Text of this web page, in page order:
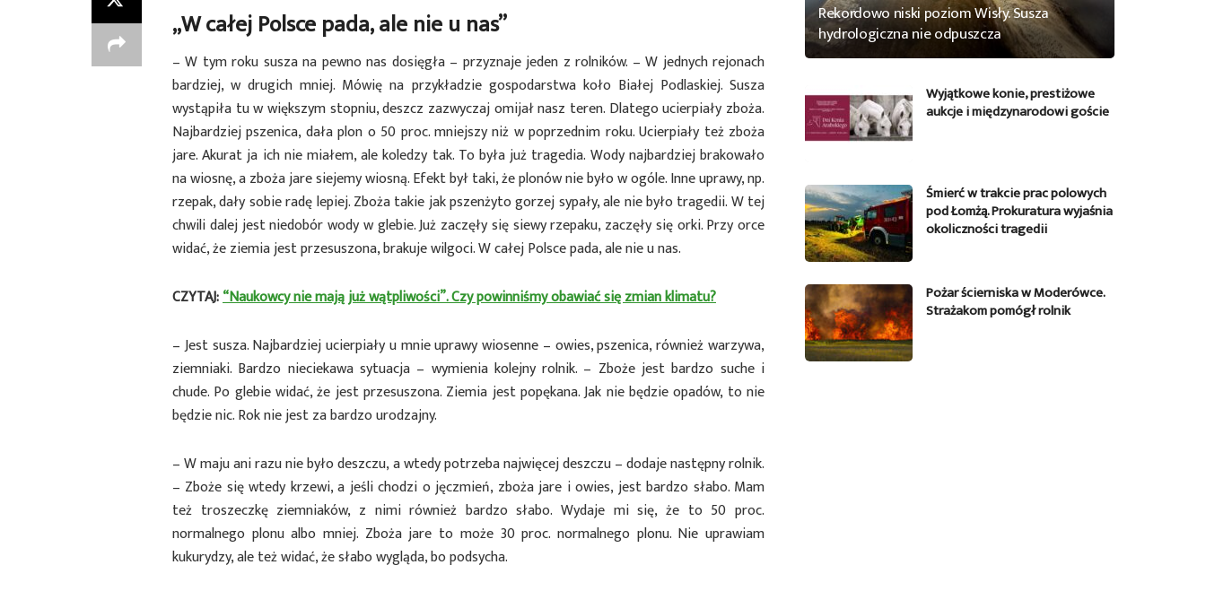
„W całej Polsce pada, ale nie u nas”
– W tym roku susza na pewno nas dosięgła – przyznaje jeden z rolników. – W jednych rejonach
bardziej, w drugich mniej. Mówię na przykładzie gospodarstwa koło Białej Podlaskiej. Susza
wystąpiła tu w większym stopniu, deszcz zazwyczaj omijał nasz teren. Dlatego ucierpiały zboża.
Najbardziej pszenica, dała plon o 50 proc. mniejszy niż w poprzednim roku. Ucierpiały też zboża
jare. Akurat ja ich nie miałem, ale koledzy tak. To była już tragedia. Wody najbardziej brakowało
na wiosnę, a zboża jare siejemy wiosną. Efekt był taki, że plonów nie było w ogóle. Inne uprawy, np.
rzepak, dały sobie radę lepiej. Zboża takie jak pszenżyto gorzej sypały, ale nie było tragedii. W tej
chwili dalej jest niedobór wody w glebie. Już zaczęły się siewy rzepaku, zaczęły się orki. Przy orce
widać, że ziemia jest przesuszona, brakuje wilgoci. W całej Polsce pada, ale nie u nas.
CZYTAJ:“Naukowcy nie mają już wątpliwości”. Czy powinniśmy obawiać się zmian klimatu?
– Jest susza. Najbardziej ucierpiały u mnie uprawy wiosenne – owies, pszenica, również warzywa,
ziemniaki. Bardzo nieciekawa sytuacja – wymienia kolejny rolnik. – Zboże jest bardzo suche i
chude. Po glebie widać, że jest przesuszona. Ziemia jest popękana. Jak nie będzie opadów, to nie
będzie nic. Rok nie jest za bardzo urodzajny.
– W maju ani razu nie było deszczu, a wtedy potrzeba najwięcej deszczu – dodaje następny rolnik.
– Zboże się wtedy krzewi, a jeśli chodzi o jęczmień, zboża jare i owies, jest bardzo słabo. Mam
też troszeczkę ziemniaków, z nimi również bardzo słabo. Wydaje mi się, że to 50 proc.
normalnego plonu albo mniej. Zboża jare to może 30 proc. normalnego plonu. Nie uprawiam
kukurydzy, ale też widać, że słabo wygląda, bo podsycha.
Rekordowo niski poziom Wisły. Susza
hydrologiczna nie odpuszcza
Wyjątkowe konie, prestiżowe
aukcje i międzynarodowi goście
Śmierć w trakcie prac polowych
pod Łomżą. Prokuratura wyjaśnia
okoliczności tragedii
Pożar ścierniska w Moderówce.
Strażakom pomógł rolnik